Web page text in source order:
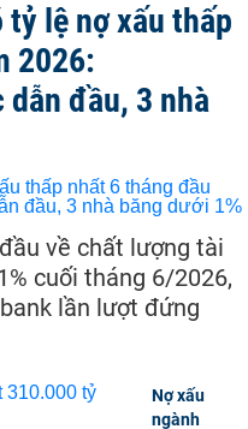
tỷ lệ nợ xấu thấp
2026:
đầu, 3 nhà
về chất lượng tài
cuối tháng 6/2026,
lần lượt đứng
Nợ xấu
ngành